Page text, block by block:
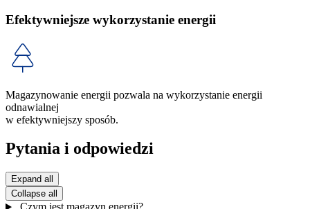
Efektywniejsze wykorzystanie energii
Magazynowanie energii pozwala na wykorzystanie energii
odnawialnej
w efektywniejszy sposób.
Pytania i odpowiedzi
Expand all
Collapse all